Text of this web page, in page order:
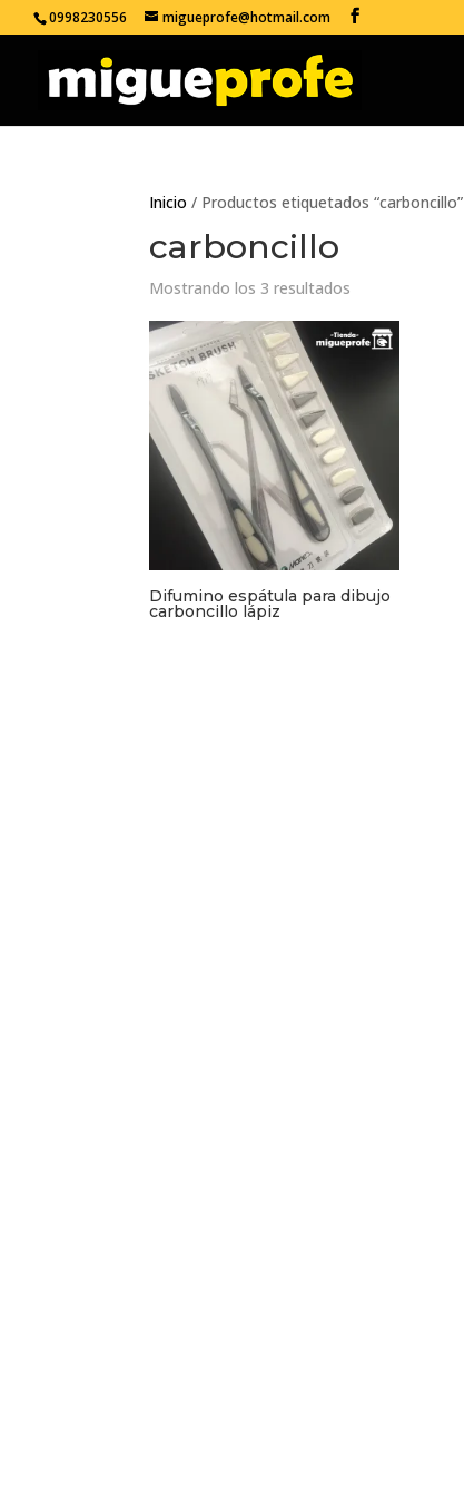
0998230556 migueprofe@hotmail.com
Inicio / Productos etiquetados “carboncillo”
carboncillo
Mostrando los 3 resultados
Difumino espátula para dibujo
carboncillo lápiz